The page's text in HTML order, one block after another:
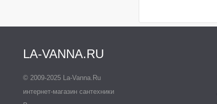
LA-VANNA.RU
© 2009-2025 La-Vanna.Ru
интернет-магазин сантехники